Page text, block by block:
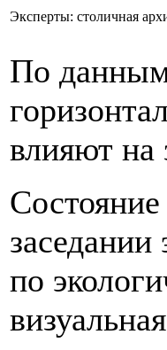
Эксперты: столичная
По данным
влияют на
по